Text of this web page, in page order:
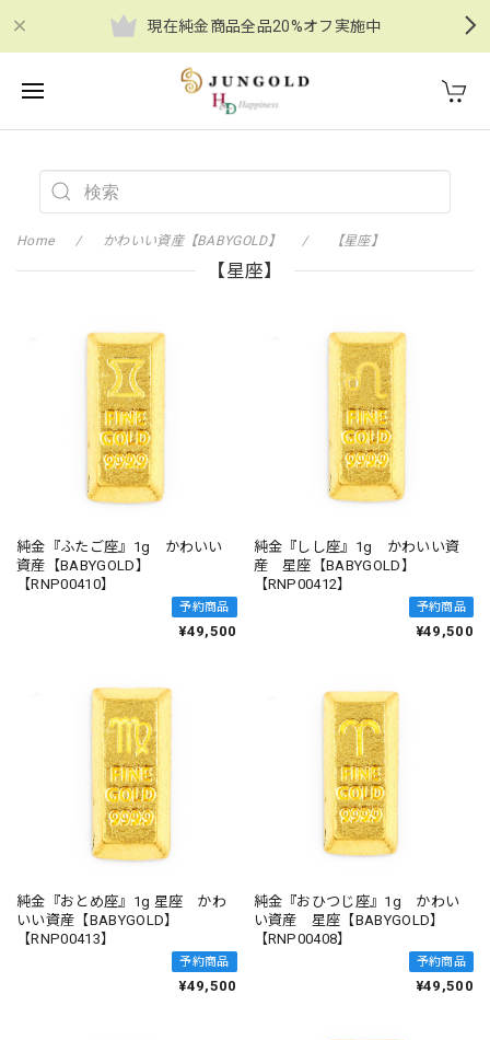
現在純金商品全品20%オフ実施中
Home かわいい資産【BABYGOLD】 【星座】
【星座】
純金『ふたご座』1g かわいい
資産【BABYGOLD】
【RNP00410】
予約商品
¥49,500
純金『しし座』1g かわいい資
産 星座【BABYGOLD】
【RNP00412】
予約商品
¥49,500
純金『おとめ座』1g 星座 かわ
いい資産【BABYGOLD】
【RNP00413】
予約商品
¥49,500
純金『おひつじ座』1g かわい
い資産 星座【BABYGOLD】
【RNP00408】
予約商品
¥49,500